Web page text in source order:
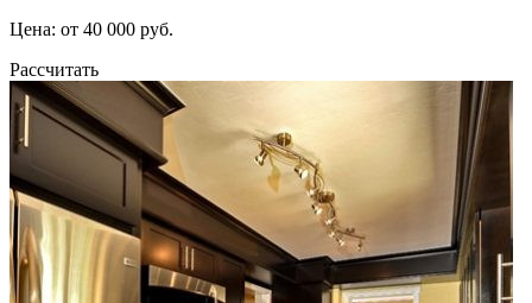
Цена: от 40 000 руб.
Рассчитать